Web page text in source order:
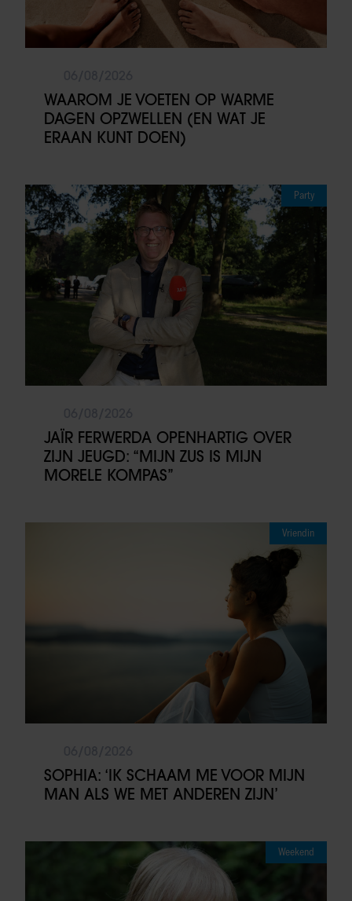
WAAROM JE VOETEN OP WARME
DAGEN OPZWELLEN (EN WAT JE
ERAAN KUNT DOEN)
Party
JAÏR FERWERDA OPENHARTIG OVER
ZIJN JEUGD: “MIJN ZUS IS MIJN
MORELE KOMPAS”
Vriendin
SOPHIA: ‘IK SCHAAM ME VOOR MIJN
MAN ALS WE MET ANDEREN ZIJN’
Weekend